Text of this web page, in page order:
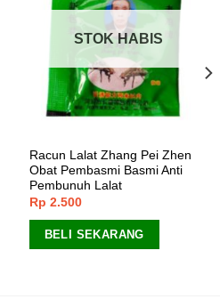
STOK HABIS
Racun Lalat Zhang Pei Zhen
Obat Pembasmi Basmi Anti
Pembunuh Lalat
Rp 2.500
BELI SEKARANG